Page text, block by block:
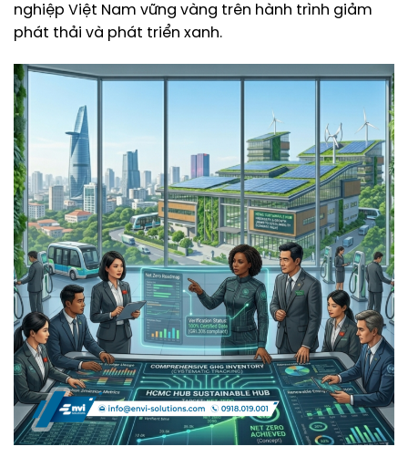
nghiệp Việt Nam vững vàng trên hành trình giảm
phát thải và phát triển xanh.